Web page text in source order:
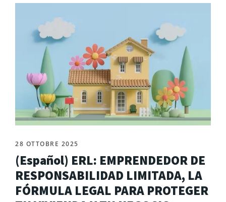
28 OTTOBRE 2025
(Español) ERL: EMPRENDEDOR DE
RESPONSABILIDAD LIMITADA, LA
FÓRMULA LEGAL PARA PROTEGER